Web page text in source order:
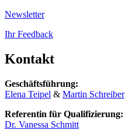
Newsletter
Ihr Feedback
Kontakt
Geschäftsführung:
Elena Teipel & Martin Schreiber
Referentin für Qualifizierung:
Dr. Vanessa Schmitt